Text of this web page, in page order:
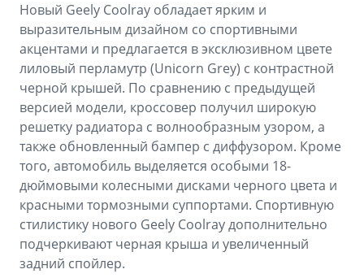
Новый Geely Coolray обладает ярким и
выразительным дизайном со спортивными
акцентами и предлагается в эксклюзивном цвете
лиловый перламутр (Unicorn Grey) с контрастной
черной крышей. По сравнению с предыдущей
версией модели, кроссовер получил широкую
решетку радиатора с волнообразным узором, а
также обновленный бампер с диффузором. Кроме
того, автомобиль выделяется особыми 18-
дюймовыми колесными дисками черного цвета и
красными тормозными суппортами. Спортивную
стилистику нового Geely Coolray дополнительно
подчеркивают черная крыша и увеличенный
задний спойлер.